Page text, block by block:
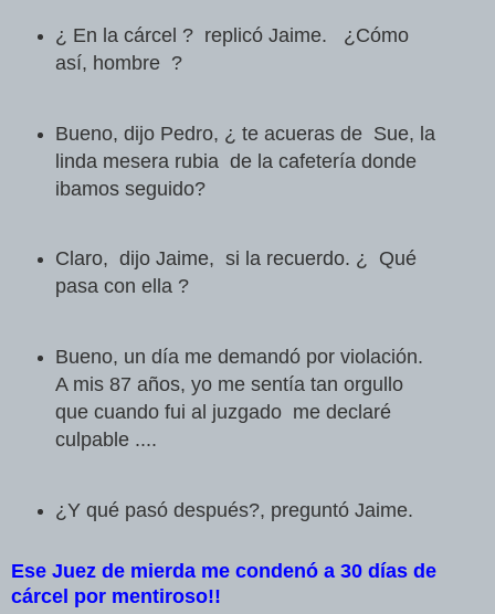
¿ En la cárcel ? replicó Jaime. ¿Cómo
así, hombre ?
Bueno, dijo Pedro, ¿ te acueras de Sue, la
linda mesera rubia de la cafetería donde
ibamos seguido?
Claro, dijo Jaime, si la recuerdo. ¿ Qué
pasa con ella ?
Bueno, un día me demandó por violación.
A mis 87 años, yo me sentía tan orgullo
que cuando fui al juzgado me declaré
culpable ....
¿Y qué pasó después?, preguntó Jaime.
Ese Juez de mierda me condenó a 30 días de
cárcel por mentiroso!!